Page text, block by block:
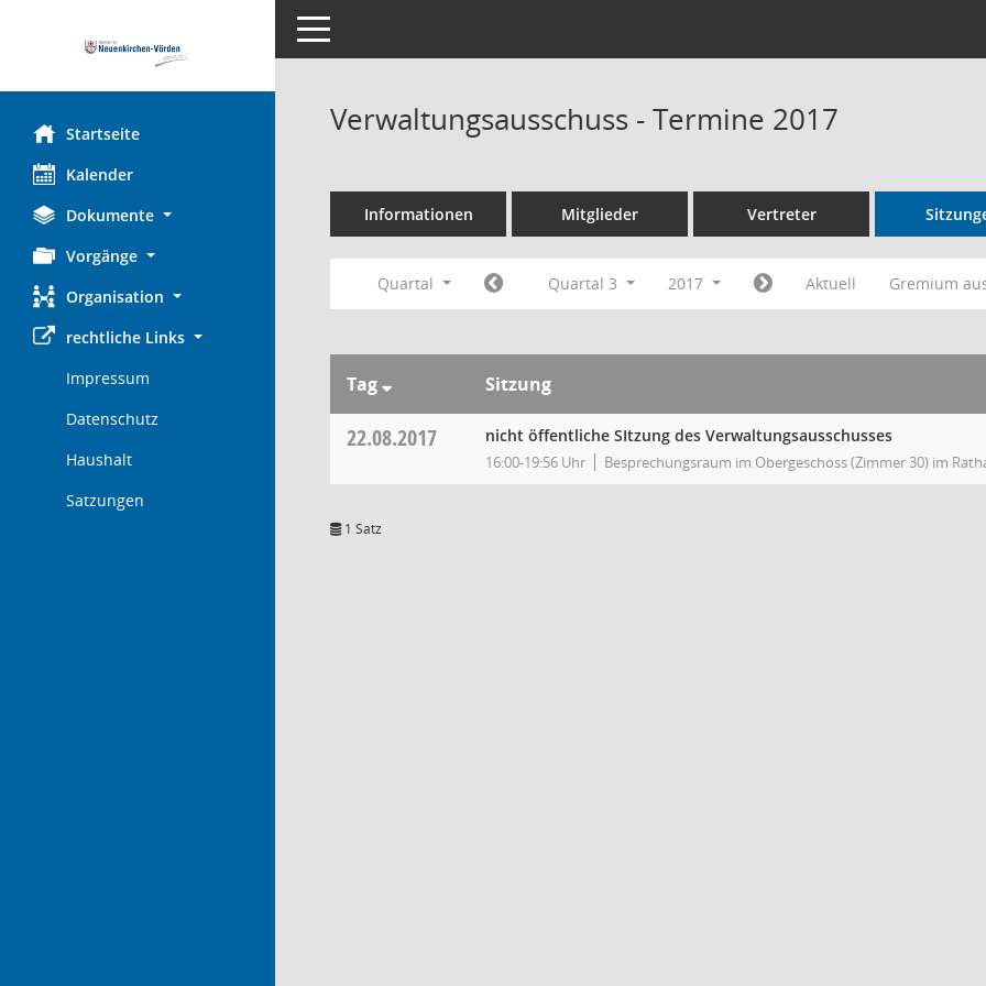
Startseite
Kalender
Dokumente
Vorgänge
Organisation
rechtliche Links
Impressum
Datenschutz
Haushalt
Satzungen
Toggle navigation
Verwaltungsausschuss - Termine 2017
Informationen Mitglieder Vertreter
Quartal Quartal 3 2017 Aktuell Gremium
Tag Sitzung
22.08.2017 nicht öffentliche SItzung des Verwaltungsausschusses
16:00-19:56 Uhr Besprechungsraum im Obergeschoss (Zimmer 30) im
1 Satz